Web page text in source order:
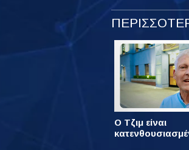
Ο Τζιμ είναι